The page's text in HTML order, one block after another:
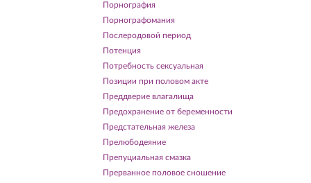
Порнография
Порнографомания
Послеродовой период
Потенция
Потребность сексуальная
Позиции при половом акте
Преддверие влагалища
Предохранение от беременности
Предстательная железа
Прелюбодеяние
Препуциальная смазка
Прерванное половое сношение